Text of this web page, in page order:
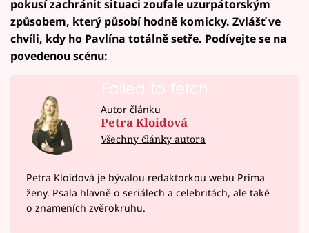
pokusí zachránit situaci zoufale uzurpátorským
způsobem, který působí hodně komicky. Zvlášť ve
chvíli, kdy ho Pavlína totálně setře. Podívejte se na
povedenou scénu:
Failed to fetch
Autor článku
Petra Kloidová
Všechny články autora
Petra Kloidová je bývalou redaktorkou webu Prima
ženy. Psala hlavně o seriálech a celebritách, ale také
o znameních zvěrokruhu.